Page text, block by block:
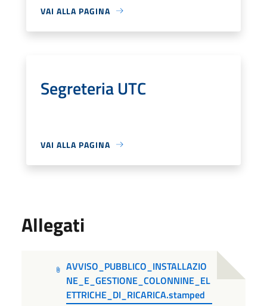
VAI ALLA PAGINA
Segreteria UTC
VAI ALLA PAGINA
Allegati
AVVISO_PUBBLICO_INSTALLAZIO
NE_E_GESTIONE_COLONNINE_EL
ETTRICHE_DI_RICARICA.stamped